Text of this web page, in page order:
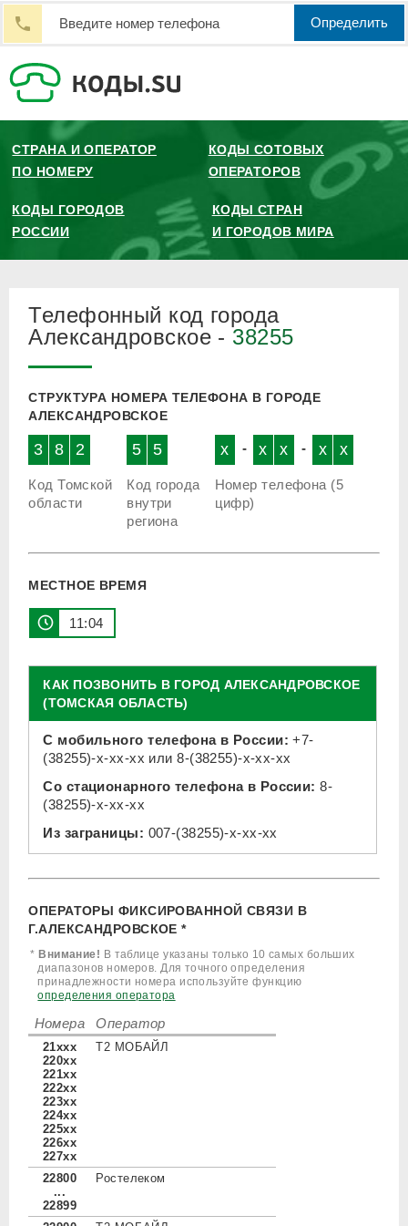
Определить
СТРАНА И ОПЕРАТОР
ПО НОМЕРУ
КОДЫ СОТОВЫХ
ОПЕРАТОРОВ
КОДЫ ГОРОДОВ
РОССИИ
КОДЫ СТРАН
И ГОРОДОВ МИРА
Телефонный код города
Александровское - 38255
СТРУКТУРА НОМЕРА ТЕЛЕФОНА В ГОРОДЕ
АЛЕКСАНДРОВСКОЕ
3 8 2
Код Томской
области
5 5
Код города
внутри
региона
x - x x - x x
Номер телефона (5
цифр)
МЕСТНОЕ ВРЕМЯ
11:04
КАК ПОЗВОНИТЬ В ГОРОД АЛЕКСАНДРОВСКОЕ
(ТОМСКАЯ ОБЛАСТЬ)
С мобильного телефона в России: +7-
(38255)-x-xx-xx или8-(38255)-x-xx-xx
Со стационарного телефона в России: 8-
(38255)-x-xx-xx
Из заграницы: 007-(38255)-x-xx-xx
ОПЕРАТОРЫ ФИКСИРОВАННОЙ СВЯЗИ В
Г.АЛЕКСАНДРОВСКОЕ *
* Внимание! В таблице указаны только 10 самых больших
диапазонов номеров. Для точного определения
принадлежности номера используйте функцию
определения оператора
Номера Оператор
21xxx
220xx
221xx
222xx
223xx
224xx
225xx
226xx
227xx
Т2 МОБАЙЛ
22800
...
22899
Ростелеком